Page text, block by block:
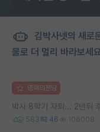
김박사넷의 새로
물로 더 멀리 바라보세
명예의전당
박사 8학기 자퇴... 2년뒤
583 46 106008